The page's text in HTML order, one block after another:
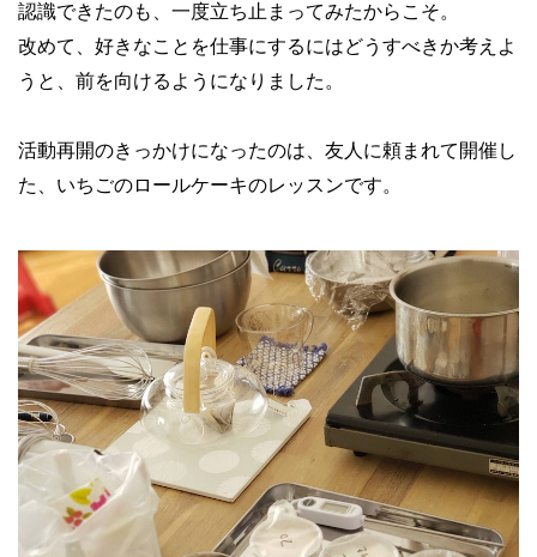
認識できたのも、一度立ち止まってみたからこそ。
改めて、好きなことを仕事にするにはどうすべきか考えよ
うと、前を向けるようになりました。
活動再開のきっかけになったのは、友人に頼まれて開催し
た、いちごのロールケーキのレッスンです。